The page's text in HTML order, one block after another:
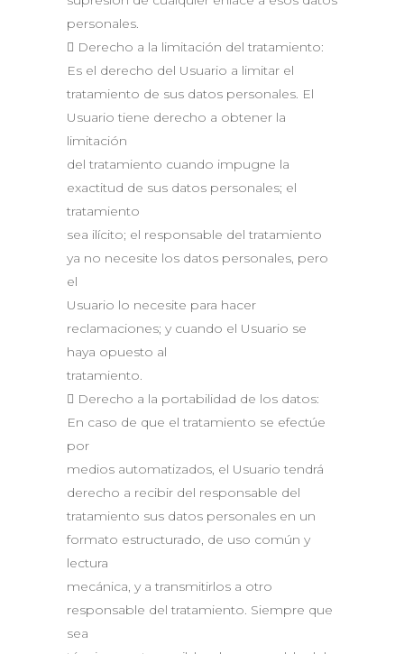
personales.
 Derecho a la limitación del tratamiento:
Es el derecho del Usuario a limitar el
tratamiento de sus datos personales. El
Usuario tiene derecho a obtener la
limitación
del tratamiento cuando impugne la
exactitud de sus datos personales; el
tratamiento
sea ilícito; el responsable del tratamiento
ya no necesite los datos personales, pero
el
Usuario lo necesite para hacer
reclamaciones; y cuando el Usuario se
haya opuesto al
tratamiento.
 Derecho a la portabilidad de los datos:
En caso de que el tratamiento se efectúe
por
medios automatizados, el Usuario tendrá
derecho a recibir del responsable del
tratamiento sus datos personales en un
formato estructurado, de uso común y
lectura
mecánica, y a transmitirlos a otro
responsable del tratamiento. Siempre que
sea